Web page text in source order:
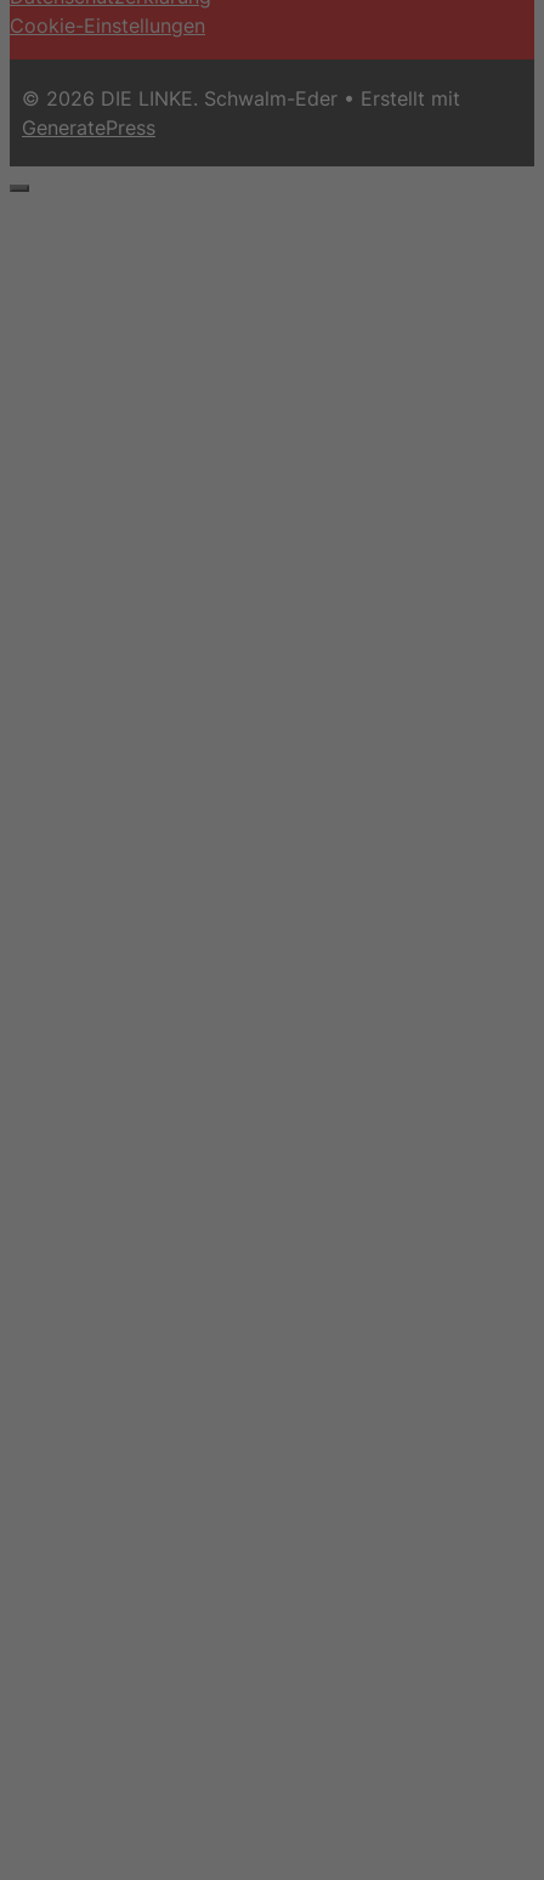
Cookie-Einstellungen
© 2026 DIE LINKE. Schwalm-Eder • Erstellt mit
GeneratePress
Schließen